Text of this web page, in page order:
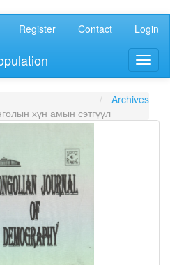
Register Contact Login
Archives
хүн амын сэтгүүл